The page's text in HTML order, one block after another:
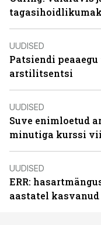
UUDISED
Patsiendi
arstilitsentsi
UUDISED
Suve enimloetud
minutiga kurssi
UUDISED
ERR:
aastatel kasvanud